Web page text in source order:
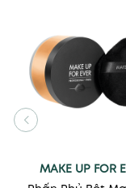
MAKE UP FOR